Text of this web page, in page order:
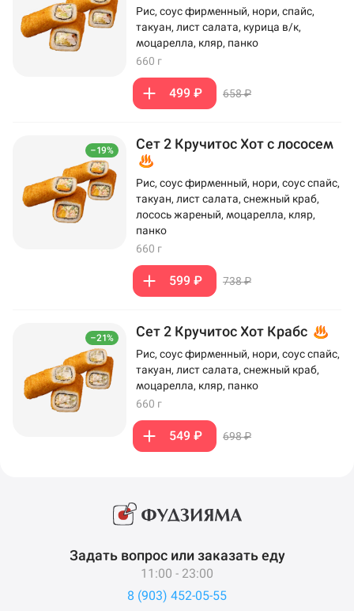
Рис, соус фирменный, нори, спайс,
такуан, лист салата, курица в/к,
моцарелла, кляр, панко
660 г
499 ₽ 658 ₽
–19% Сет 2 Кручитос Хот с лососем
Рис, соус фирменный, нори, соус спайс,
такуан, лист салата, снежный краб,
лосось жареный, моцарелла, кляр,
панко
660 г
599 ₽ 738 ₽
–21% Сет 2 Кручитос Хот Крабс
Рис, соус фирменный, нори, соус спайс,
такуан, лист салата, снежный краб,
моцарелла, кляр, панко
660 г
549 ₽ 698 ₽
Задать вопрос или заказать еду
11:00 - 23:00
8 (903) 452-05-55